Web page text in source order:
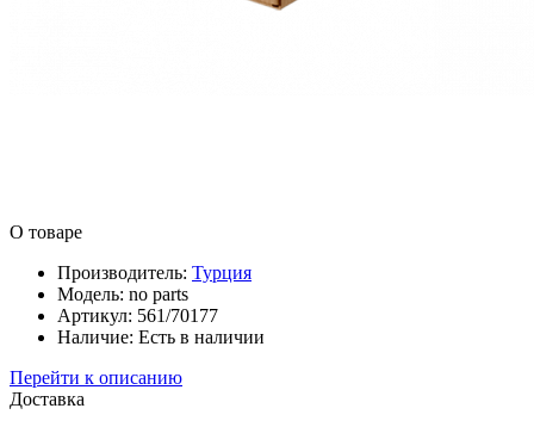
О товаре
Производитель: Турция
Модель: no parts
Артикул: 561/70177
Наличие: Есть в наличии
Перейти к описанию
Доставка